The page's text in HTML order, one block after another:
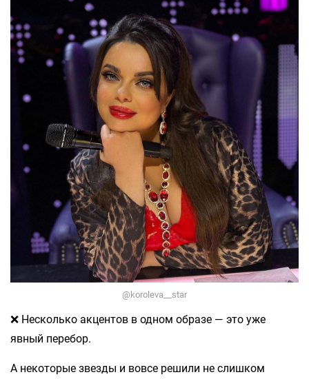
@koroleva__star
❌ Несколько акцентов в одном образе — это уже
явный перебор.
А некоторые звезды и вовсе решили не слишком